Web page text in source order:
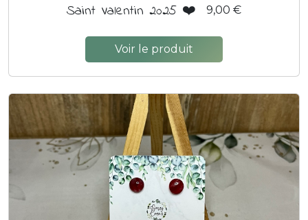
Saint Valentin 2025 ❤️ 9,00 €
Voir le produit